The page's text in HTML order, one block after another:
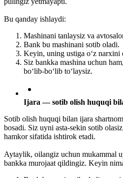
Bu qanday ishlaydi:
Mashinani tanlaysiz va
Bank bu mashinani sotib oladi.
Keyin, uning ustiga o‘z narxini
Siz bankka mashina uchun
bo‘lib-bo‘lib to‘laysiz.
Ijara — sotib olish huquqi
Sotib olish huquqi bilan ijara
bosadi. Siz uyni asta-sekin sotib
hamkor sifatida ishtirok etadi.
Aytaylik, oilangiz uchun mukammal
bankka murojaat qildingiz. Keyin